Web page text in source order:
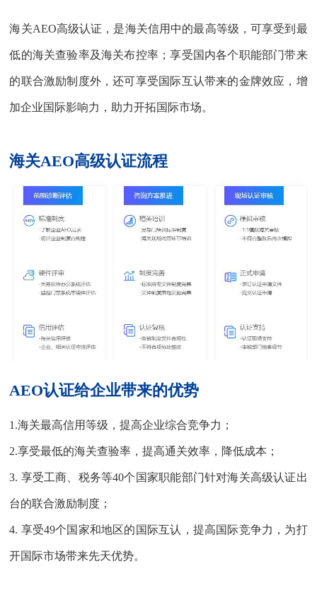
海关AEO高级认证，是海关信用中的最高等级，可享受到最
低的海关查验率及海关布控率；享受国内各个职能部门带来
的联合激励制度外，还可享受国际互认带来的金牌效应，增
加企业国际影响力，助力开拓国际市场。
海关AEO高级认证流程
AEO认证给企业带来的优势
1.海关最高信用等级，提高企业综合竞争力；
2.享受最低的海关查验率，提高通关效率，降低成本；
3. 享受工商、税务等40个国家职能部门针对海关高级认证出
台的联合激励制度；
4. 享受49个国家和地区的国际互认，提高国际竞争力，为打
开国际市场带来先天优势。